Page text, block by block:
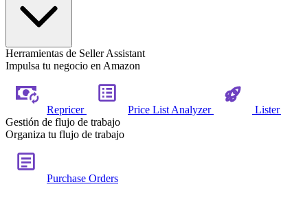
Herramientas de Seller Assistant
Impulsa tu negocio en Amazon
Repricer Price List Analyzer Lister
Gestión de flujo de trabajo
Organiza tu flujo de trabajo
Purchase Orders